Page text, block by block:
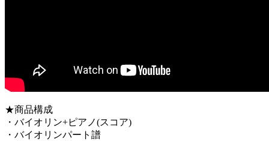
★商品構成
・バイオリン+ピアノ(スコア)
・バイオリンパート譜